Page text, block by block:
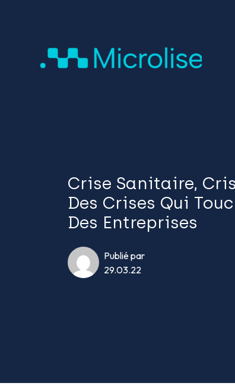
Crise Sanitaire,
Des Crises Qui
Des Entreprises
Publié par
29.03.22